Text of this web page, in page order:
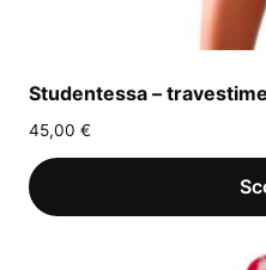
Studentessa –
45,00 €